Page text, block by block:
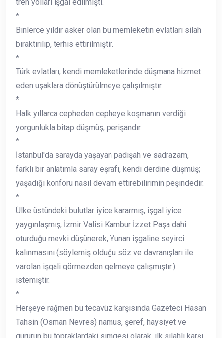
tren yolları işgal edilmişti.
*
Binlerce yıldır asker olan bu memleketin evlatları silah
bıraktırılıp, terhis ettirilmiştir.
*
Türk evlatları, kendi memleketlerinde düşmana hizmet
eden uşaklara dönüştürülmeye çalışılmıştır.
*
Halk yıllarca cepheden cepheye koşmanın verdiği
yorgunlukla bitap düşmüş, perişandır.
*
İstanbul'da sarayda yaşayan padişah ve sadrazam,
farklı bir anlatımla saray eşrafı, kendi derdine düşmüş;
yaşadığı konforu nasıl devam ettirebilirimin peşindedir.
*
Ülke üstündeki bulutlar iyice kararmış, işgal iyice
yaygınlaşmış, İzmir Valisi Kambur İzzet Paşa dahi
oturduğu mevki düşünerek, Yunan işgaline seyirci
kalınmasını (söylemiş olduğu söz ve davranışları ile
varolan işgali görmezden gelmeye çalışmıştır.)
istemiştir.
*
Herşeye rağmen bu tecavüz karşısında Gazeteci Hasan
Tahsin (Osman Nevres) namus, şeref, haysiyet ve
gururun bu topraklardaki simgesi olarak, ilk silahlı karşı